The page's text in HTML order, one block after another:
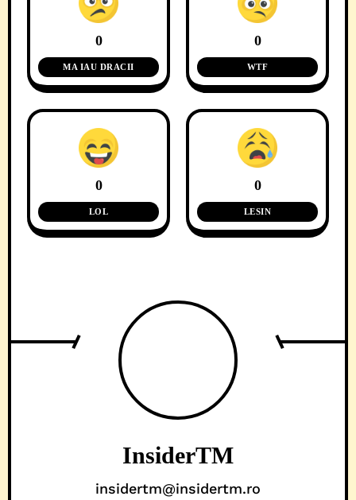
0
MA IAU DRACII
0
WTF
0
LOL
0
LESIN
InsiderTM
insidertm@insidertm.ro